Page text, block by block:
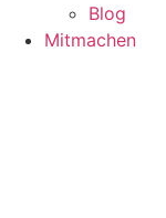
Blog
Mitmachen